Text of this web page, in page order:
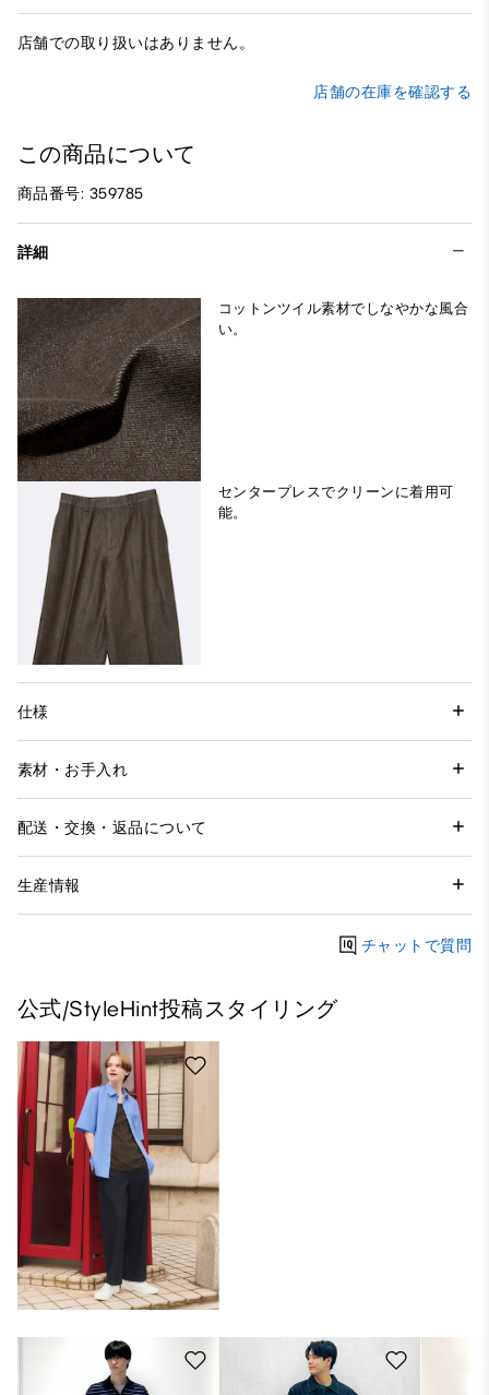
店舗での取り扱いはありません。
店舗の在庫を確認する
この商品について
商品番号: 359785
詳細
コットンツイル素材でしなやかな風合
い。
センタープレスでクリーンに着用可
能。
仕様
素材・お手入れ
配送・交換・返品について
生産情報
チャットで質問
公式/StyleHint投稿スタイリング